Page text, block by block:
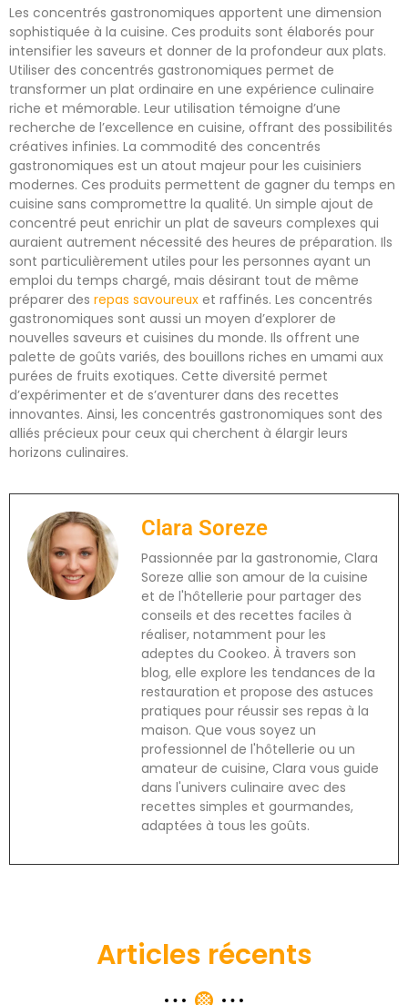
Les concentrés gastronomiques apportent une dimension
sophistiquée à la cuisine. Ces produits sont élaborés pour
intensifier les saveurs et donner de la profondeur aux plats.
Utiliser des concentrés gastronomiques permet de
transformer un plat ordinaire en une expérience culinaire
riche et mémorable. Leur utilisation témoigne d’une
recherche de l’excellence en cuisine, offrant des possibilités
créatives infinies. La commodité des concentrés
gastronomiques est un atout majeur pour les cuisiniers
modernes. Ces produits permettent de gagner du temps en
cuisine sans compromettre la qualité. Un simple ajout de
concentré peut enrichir un plat de saveurs complexes qui
auraient autrement nécessité des heures de préparation. Ils
sont particulièrement utiles pour les personnes ayant un
emploi du temps chargé, mais désirant tout de même
préparer des repas savoureux et raffinés. Les concentrés
gastronomiques sont aussi un moyen d’explorer de
nouvelles saveurs et cuisines du monde. Ils offrent une
palette de goûts variés, des bouillons riches en umami aux
purées de fruits exotiques. Cette diversité permet
d’expérimenter et de s’aventurer dans des recettes
innovantes. Ainsi, les concentrés gastronomiques sont des
alliés précieux pour ceux qui cherchent à élargir leurs
horizons culinaires.
Clara Soreze
Passionnée par la gastronomie, Clara
Soreze allie son amour de la cuisine
et de l'hôtellerie pour partager des
conseils et des recettes faciles à
réaliser, notamment pour les
adeptes du Cookeo. À travers son
blog, elle explore les tendances de la
restauration et propose des astuces
pratiques pour réussir ses repas à la
maison. Que vous soyez un
professionnel de l'hôtellerie ou un
amateur de cuisine, Clara vous guide
dans l'univers culinaire avec des
recettes simples et gourmandes,
adaptées à tous les goûts.
Articles récents